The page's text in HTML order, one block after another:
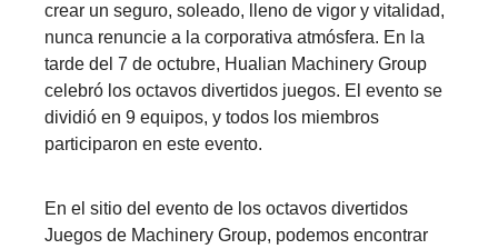
crear un seguro, soleado, lleno de vigor y vitalidad,
nunca renuncie a la corporativa atmósfera. En la
tarde del 7 de octubre, Hualian Machinery Group
celebró los octavos divertidos juegos. El evento se
dividió en 9 equipos, y todos los miembros
participaron en este evento.
En el sitio del evento de los octavos divertidos
Juegos de Machinery Group, podemos encontrar